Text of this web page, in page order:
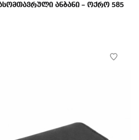
ანბანი – ოქრო 585